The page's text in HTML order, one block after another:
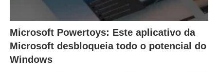
Microsoft Powertoys: Este aplicativo da
Microsoft desbloqueia todo o potencial do
Windows